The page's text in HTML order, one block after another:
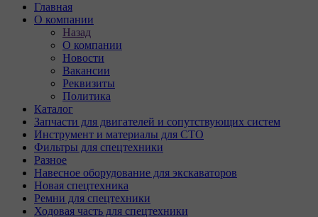
Главная
О компании
Назад
О компании
Новости
Вакансии
Реквизиты
Политика
Каталог
Запчасти для двигателей и сопутствующих систем
Инструмент и материалы для СТО
Фильтры для спецтехники
Разное
Навесное оборудование для экскаваторов
Новая спецтехника
Ремни для спецтехники
Ходовая часть для спецтехники